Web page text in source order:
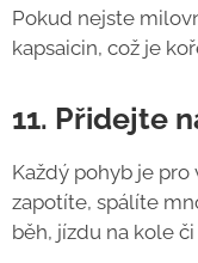
Pokud nejste
kapsaicin, což je
11. Přidejte
Každý pohyb je
zapotíte, spálíte
běh, jízdu na kole